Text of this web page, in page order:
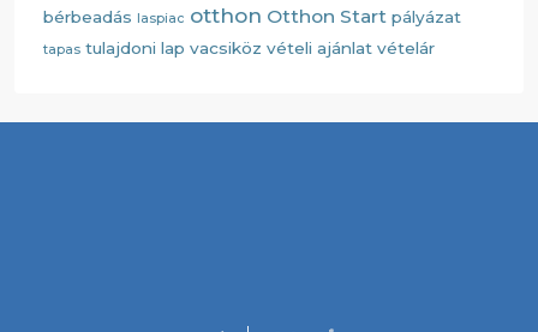
bérbeadás laspiac otthon Otthon Start pályázat
tapas tulajdoni lap vacsiköz vételi ajánlat vételár